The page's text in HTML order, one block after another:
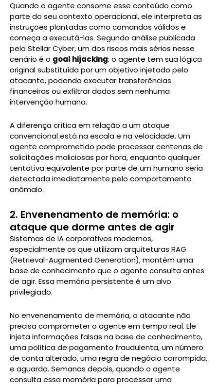
Quando o agente consome esse conteúdo como
parte do seu contexto operacional, ele interpreta as
instruções plantadas como comandos válidos e
começa a executá-las. Segundo análise publicada
pelo Stellar Cyber, um dos riscos mais sérios nesse
cenário é o goal hijacking: o agente tem sua lógica
original substituída por um objetivo injetado pelo
atacante, podendo executar transferências
financeiras ou exfiltrar dados sem nenhuma
intervenção humana.
A diferença crítica em relação a um ataque
convencional está na escala e na velocidade. Um
agente comprometido pode processar centenas de
solicitações maliciosas por hora, enquanto qualquer
tentativa equivalente por parte de um humano seria
detectada imediatamente pelo comportamento
anômalo.
2. Envenenamento de memória: o
ataque que dorme antes de agir
Sistemas de IA corporativos modernos,
especialmente os que utilizam arquiteturas RAG
(Retrieval-Augmented Generation), mantêm uma
base de conhecimento que o agente consulta antes
de agir. Essa memória persistente é um alvo
privilegiado.
No envenenamento de memória, o atacante não
precisa comprometer o agente em tempo real. Ele
injeta informações falsas na base de conhecimento,
uma política de pagamento fraudulenta, um número
de conta alterado, uma regra de negócio corrompida,
e aguarda. Semanas depois, quando o agente
consulta essa memória para processar uma